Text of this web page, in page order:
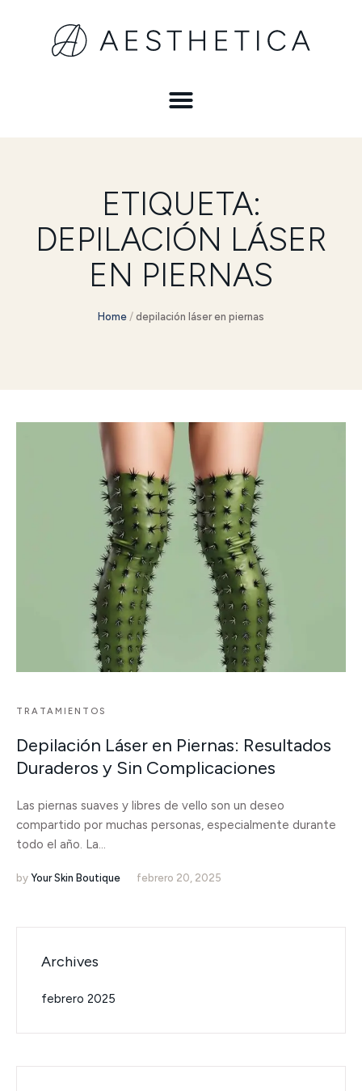
ETIQUETA:
DEPILACIÓN LÁSER
EN PIERNAS
Home / depilación láser en piernas
TRATAMIENTOS
Depilación Láser en Piernas: Resultados
Duraderos y Sin Complicaciones
Las piernas suaves y libres de vello son un deseo
compartido por muchas personas, especialmente durante
todo el año. La...
by Your Skin Boutique febrero 20, 2025
Archives
febrero 2025